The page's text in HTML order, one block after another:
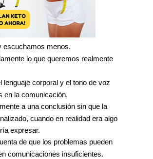
escuchamos menos.
lo que queremos realmente
lenguaje corporal y el tono de voz
en la comunicación.
a una conclusión sin que la
cuando en realidad era algo
expresar.
de que los problemas pueden
comunicaciones insuficientes.